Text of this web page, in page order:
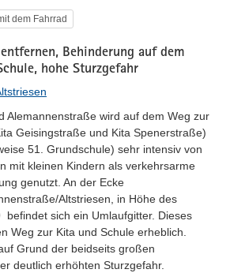
dem Fahrrad
Behinderung auf dem
hohe Sturzgefahr
Alemannenstraße wird auf dem Weg zur
Geisingstraße und Kita Spenerstraße)
51. Grundschule) sehr intensiv von
mit kleinen Kindern als verkehrsarme
genutzt. An der Ecke
Altstriesen, in Höhe des
befindet sich ein Umlaufgitter. Dieses
Weg zur Kita und Schule erheblich.
Grund der beidseits großen
deutlich erhöhten Sturzgefahr.